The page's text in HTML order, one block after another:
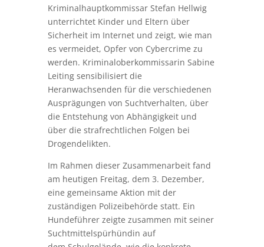
über die strafrechtlichen Folgen bei
Drogendelikten.
Im Rahmen dieser Zusammenarbeit fand
am heutigen Freitag, dem 3. Dezember,
eine gemeinsame Aktion mit der
zuständigen Polizeibehörde statt. Ein
Hundeführer zeigte zusammen mit seiner
Suchtmittelspürhündin auf
dem Schulgelände, wie die konkrete
Ermittlungsarbeit der Polizei eigentlich
aussieht.
Die gemeinsame Botschaft der
Gesamtschule Mittelkreis und der Polizei:
An Schulen gibt es keinerlei Toleranz
gegenüber Drogen.